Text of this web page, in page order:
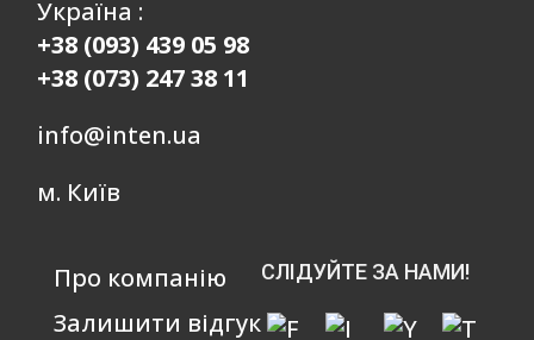
Україна :
+38 (093) 439 05 98
+38 (073) 247 38 11
info@inten.ua
м. Київ
Про компанію
Залишити відгук
СЛІДУЙТЕ ЗА НАМИ!